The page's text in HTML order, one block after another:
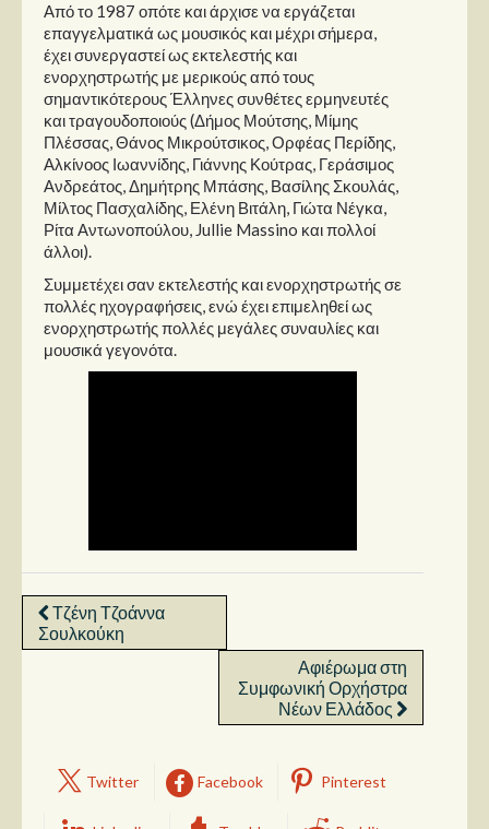
Από το 1987 οπότε και άρχισε να εργάζεται
επαγγελματικά ως μουσικός και μέχρι σήμερα,
έχει συνεργαστεί ως εκτελεστής και
ενορχηστρωτής με μερικούς από τους
σημαντικότερους Έλληνες συνθέτες ερμηνευτές
και τραγουδοποιούς (Δήμος Μούτσης, Μίμης
Πλέσσας, Θάνος Μικρούτσικος, Ορφέας Περίδης,
Αλκίνοος Ιωαννίδης, Γιάννης Κούτρας, Γεράσιμος
Ανδρεάτος, Δημήτρης Μπάσης, Βασίλης Σκουλάς,
Μίλτος Πασχαλίδης, Ελένη Βιτάλη, Γιώτα Νέγκα,
Ρίτα Αντωνοπούλου, Jullie Massino και πολλοί
άλλοι).
Συμμετέχει σαν εκτελεστής και ενορχηστρωτής σε
πολλές ηχογραφήσεις, ενώ έχει επιμεληθεί ως
ενορχηστρωτής πολλές μεγάλες συναυλίες και
μουσικά γεγονότα.
Τζένη Τζοάννα
Σουλκούκη
Αφιέρωμα στη
Συμφωνική Ορχήστρα
Νέων Ελλάδος
Twitter Facebook Pinterest